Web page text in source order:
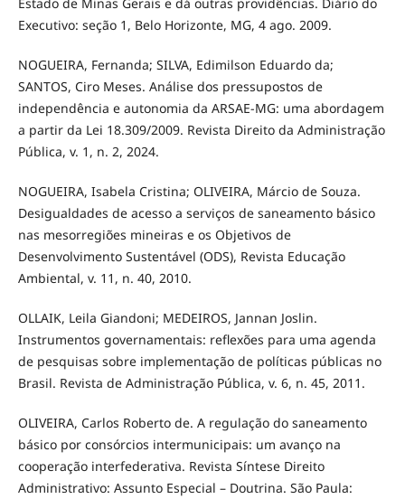
Executivo: seção 1, Belo Horizonte, MG, 4 ago. 2009.
NOGUEIRA, Fernanda; SILVA, Edimilson Eduardo da;
SANTOS, Ciro Meses. Análise dos pressupostos de
independência e autonomia da ARSAE-MG: uma abordagem
a partir da Lei 18.309/2009. Revista Direito da Administração
Pública, v. 1, n. 2, 2024.
NOGUEIRA, Isabela Cristina; OLIVEIRA, Márcio de Souza.
Desigualdades de acesso a serviços de saneamento básico
nas mesorregiões mineiras e os Objetivos de
Desenvolvimento Sustentável (ODS), Revista Educação
Ambiental, v. 11, n. 40, 2010.
OLLAIK, Leila Giandoni; MEDEIROS, Jannan Joslin.
Instrumentos governamentais: reflexões para uma agenda
de pesquisas sobre implementação de políticas públicas no
Brasil. Revista de Administração Pública, v. 6, n. 45, 2011.
OLIVEIRA, Carlos Roberto de. A regulação do saneamento
básico por consórcios intermunicipais: um avanço na
cooperação interfederativa. Revista Síntese Direito
Administrativo: Assunto Especial – Doutrina. São Paula: